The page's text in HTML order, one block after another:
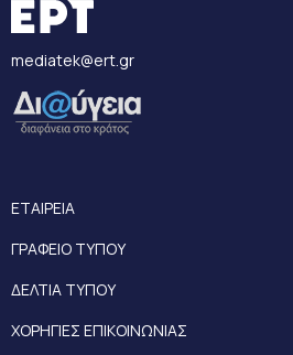
mediatek@ert.gr
ΕΤΑΙΡΕΙΑ
ΓΡΑΦΕΙΟ ΤΥΠΟΥ
ΔΕΛΤΙΑ ΤΥΠΟΥ
ΧΟΡΗΓΙΕΣ ΕΠΙΚΟΙΝΩΝΙΑΣ